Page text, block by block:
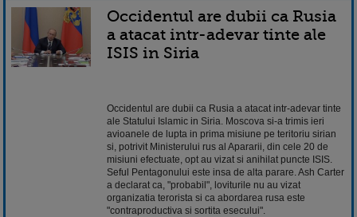
Occidentul are dubii ca Rusia
a atacat intr-adevar tinte ale
ISIS in Siria
Occidentul are dubii ca Rusia a atacat intr-adevar tinte
ale Statului Islamic in Siria. Moscova si-a trimis ieri
avioanele de lupta in prima misiune pe teritoriu sirian
si, potrivit Ministerului rus al Apararii, din cele 20 de
misiuni efectuate, opt au vizat si anihilat puncte ISIS.
Seful Pentagonului este insa de alta parare. Ash Carter
a declarat ca, "probabil", loviturile nu au vizat
organizatia terorista si ca abordarea rusa este
"contraproductiva si sortita esecului".